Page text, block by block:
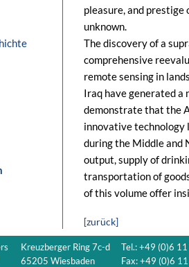
pleasure, and prestige
unknown.
The discovery of a
comprehensive
remote sensing in
Iraq have generated a
demonstrate that the
innovative technology
during the Middle and
output, supply of
transportation of
of this volume offer
[zurück]
Kreuzberger Ring 7c-d
65205 Wiesbaden
Tel.: +49 (0)6
Fax: +49 (0)6